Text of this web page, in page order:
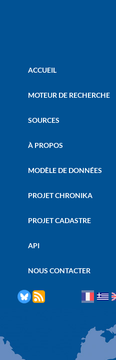
ACCUEIL
MOTEUR DE RECHERCHE
SOURCES
À PROPOS
MODÈLE DE DONNÉES
PROJET CHRONIKA
PROJET CADASTRE
API
NOUS CONTACTER